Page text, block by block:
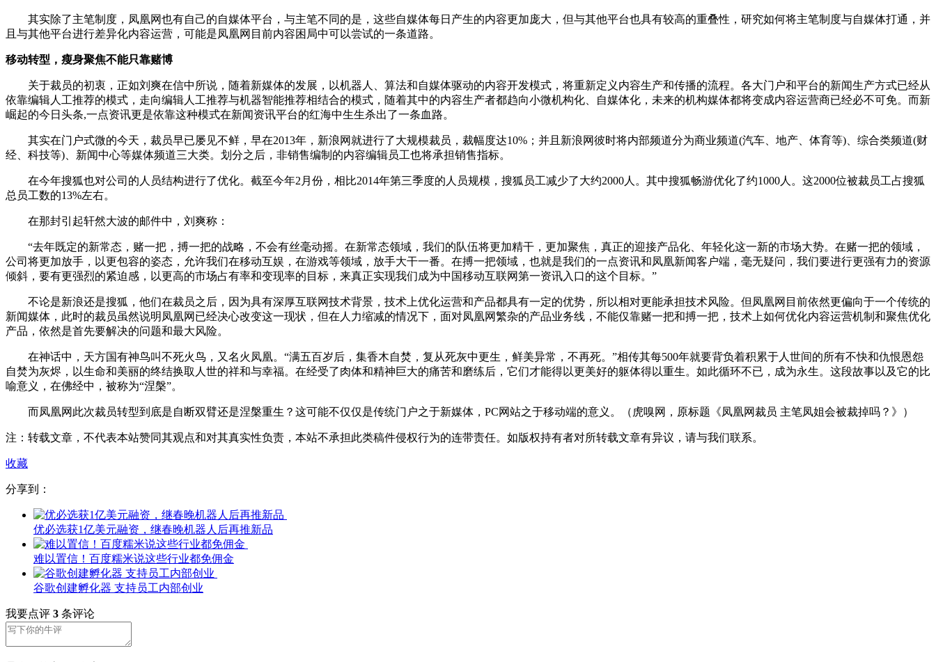
其实除了主笔制度，凤凰网也有自己的自媒体平台，与主笔不同的是，这些自媒体每日产生的内容更加庞大，但与其他平台也具有较高的重叠性，研究如何将主笔制度与自媒体打通，并
且与其他平台进行差异化内容运营，可能是凤凰网目前内容困局中可以尝试的一条道路。
移动转型，瘦身聚焦不能只靠赌博
关于裁员的初衷，正如刘爽在信中所说，随着新媒体的发展，以机器人、算法和自媒体驱动的内容开发模式，将重新定义内容生产和传播的流程。各大门户和平台的新闻生产方式已经从
依靠编辑人工推荐的模式，走向编辑人工推荐与机器智能推荐相结合的模式，随着其中的内容生产者都趋向小微机构化、自媒体化，未来的机构媒体都将变成内容运营商已经必不可免。而新
崛起的今日头条,一点资讯更是依靠这种模式在新闻资讯平台的红海中生生杀出了一条血路。
其实在门户式微的今天，裁员早已屡见不鲜，早在2013年，新浪网就进行了大规模裁员，裁幅度达10%；并且新浪网彼时将内部频道分为商业频道(汽车、地产、体育等)、综合类频道(财
经、科技等)、新闻中心等媒体频道三大类。划分之后，非销售编制的内容编辑员工也将承担销售指标。
在今年搜狐也对公司的人员结构进行了优化。截至今年2月份，相比2014年第三季度的人员规模，搜狐员工减少了大约2000人。其中搜狐畅游优化了约1000人。这2000位被裁员工占搜狐
总员工数的13%左右。
在那封引起轩然大波的邮件中，刘爽称：
“去年既定的新常态，赌一把，搏一把的战略，不会有丝毫动摇。在新常态领域，我们的队伍将更加精干，更加聚焦，真正的迎接产品化、年轻化这一新的市场大势。在赌一把的领域，
公司将更加放手，以更包容的姿态，允许我们在移动互娱，在游戏等领域，放手大干一番。在搏一把领域，也就是我们的一点资讯和凤凰新闻客户端，毫无疑问，我们要进行更强有力的资源
倾斜，要有更强烈的紧迫感，以更高的市场占有率和变现率的目标，来真正实现我们成为中国移动互联网第一资讯入口的这个目标。”
不论是新浪还是搜狐，他们在裁员之后，因为具有深厚互联网技术背景，技术上优化运营和产品都具有一定的优势，所以相对更能承担技术风险。但凤凰网目前依然更偏向于一个传统的
新闻媒体，此时的裁员虽然说明凤凰网已经决心改变这一现状，但在人力缩减的情况下，面对凤凰网繁杂的产品业务线，不能仅靠赌一把和搏一把，技术上如何优化内容运营机制和聚焦优化
产品，依然是首先要解决的问题和最大风险。
在神话中，天方国有神鸟叫不死火鸟，又名火凤凰。“满五百岁后，集香木自焚，复从死灰中更生，鲜美异常，不再死。”相传其每500年就要背负着积累于人世间的所有不快和仇恨恩怨
自焚为灰烬，以生命和美丽的终结换取人世的祥和与幸福。在经受了肉体和精神巨大的痛苦和磨练后，它们才能得以更美好的躯体得以重生。如此循环不已，成为永生。这段故事以及它的比
喻意义，在佛经中，被称为“涅槃”。
而凤凰网此次裁员转型到底是自断双臂还是涅槃重生？这可能不仅仅是传统门户之于新媒体，PC网站之于移动端的意义。（虎嗅网，原标题《凤凰网裁员 主笔凤姐会被裁掉吗？》）
注：转载文章，不代表本站赞同其观点和对其真实性负责，本站不承担此类稿件侵权行为的连带责任。如版权持有者对所转载文章有异议，请与我们联系。
收藏
分享到：
优必选获1亿美元融资，继春晚机器人后再推新品
难以置信！百度糯米说这些行业都免佣金
谷歌创建孵化器 支持员工内部创业
我要点评 3 条评论